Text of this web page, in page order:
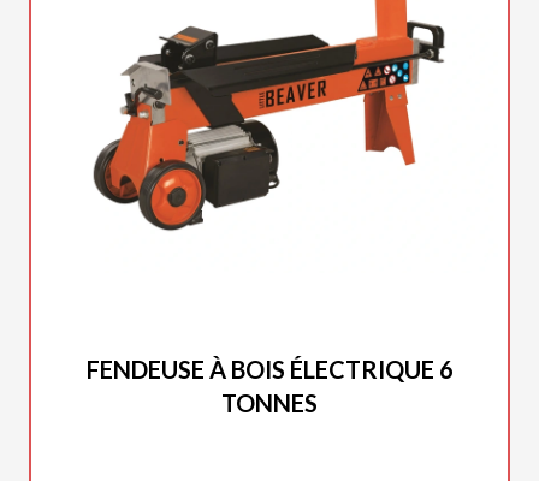
FENDEUSE À BOIS ÉLECTRIQUE 6
TONNES